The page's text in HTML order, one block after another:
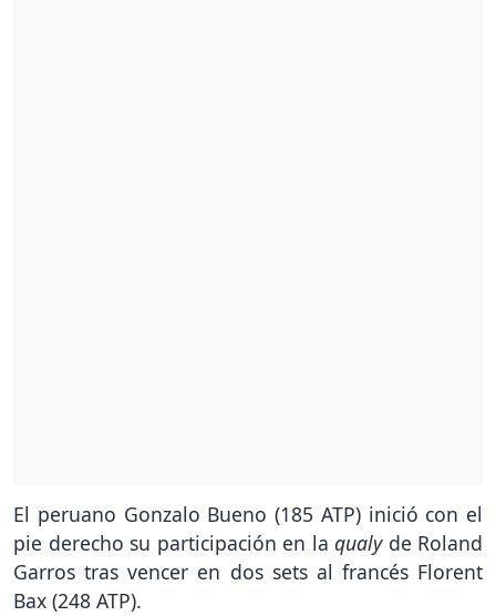
El peruano Gonzalo Bueno (185 ATP) inició con el
pie derecho su participación en la qualyde Roland
Garros tras vencer en dos sets al francés Florent
Bax (248 ATP).